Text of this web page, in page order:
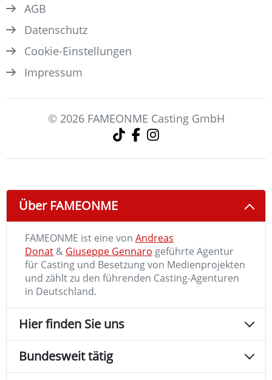
AGB
Datenschutz
Cookie-Einstellungen
Impressum
© 2026 FAMEONME Casting GmbH
Über FAMEONME
FAMEONME ist eine von Andreas
Donat & Giuseppe Gennaro geführte Agentur
für Casting und Besetzung von Medienprojekten
und zählt zu den führenden Casting-Agenturen
in Deutschland.
Hier finden Sie uns
Bundesweit tätig